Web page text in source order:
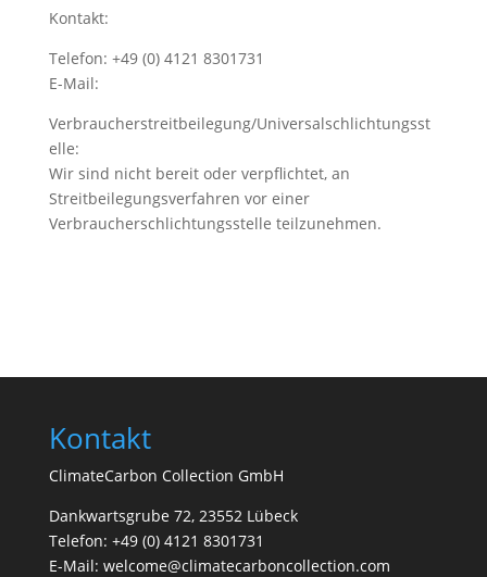
Kontakt:
Telefon: +49 (0) 4121 8301731
E-Mail:
Verbraucherstreitbeilegung/Universalschlichtungsst
elle:
Wir sind nicht bereit oder verpflichtet, an
Streitbeilegungsverfahren vor einer
Verbraucherschlichtungsstelle teilzunehmen.
Kontakt
ClimateCarbon Collection GmbH
Dankwartsgrube 72, 23552 Lübeck
Telefon: +49 (0) 4121 8301731
E-Mail: welcome@climatecarboncollection.com